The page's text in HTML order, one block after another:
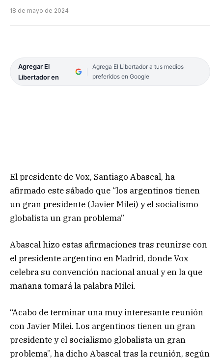
18 de mayo de 2024
Agregar El
Libertador en
Agrega El Libertador a tus medios
preferidos en Google
El presidente de Vox, Santiago Abascal, ha
afirmado este sábado que “los argentinos tienen
un gran presidente (Javier Milei) y el socialismo
globalista un gran problema”
Abascal hizo estas afirmaciones tras reunirse con
el presidente argentino en Madrid, donde Vox
celebra su convención nacional anual y en la que
mañana tomará la palabra Milei.
“Acabo de terminar una muy interesante reunión
con Javier Milei. Los argentinos tienen un gran
presidente y el socialismo globalista un gran
problema”, ha dicho Abascal tras la reunión, según